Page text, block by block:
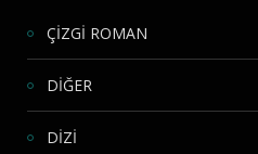
ÇİZGİ ROMAN
DİĞER
DİZİ